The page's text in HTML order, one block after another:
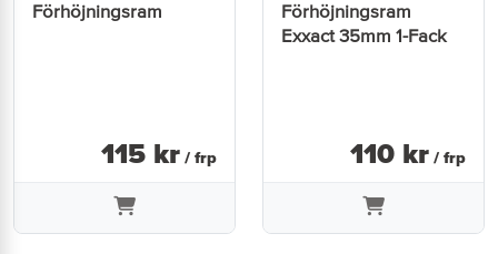
Förhöjningsram
115 kr / frp
Förhöjningsram
Exxact 35mm 1-Fack
110 kr / frp